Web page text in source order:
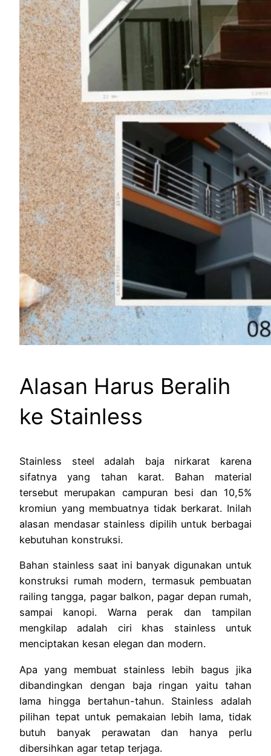
Alasan Harus Beralih
ke Stainless
Stainless steel adalah baja nirkarat karena
sifatnya yang tahan karat. Bahan material
tersebut merupakan campuran besi dan 10,5%
kromiun yang membuatnya tidak berkarat. Inilah
alasan mendasar stainless dipilih untuk berbagai
kebutuhan konstruksi.
Bahan stainless saat ini banyak digunakan untuk
konstruksi rumah modern, termasuk pembuatan
railing tangga, pagar balkon, pagar depan rumah,
sampai kanopi. Warna perak dan tampilan
mengkilap adalah ciri khas stainless untuk
menciptakan kesan elegan dan modern.
Apa yang membuat stainless lebih bagus jika
dibandingkan dengan baja ringan yaitu tahan
lama hingga bertahun-tahun. Stainless adalah
pilihan tepat untuk pemakaian lebih lama, tidak
butuh banyak perawatan dan hanya perlu
dibersihkan agar tetap terjaga.